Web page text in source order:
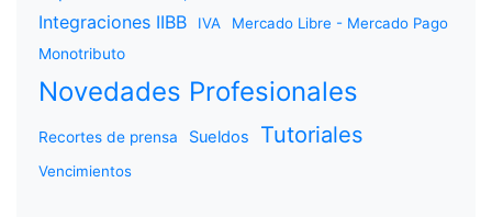
Integraciones IIBB IVA
Mercado Libre - Mercado Pago
Monotributo
Novedades Profesionales
Recortes de prensa Sueldos Tutoriales
Vencimientos